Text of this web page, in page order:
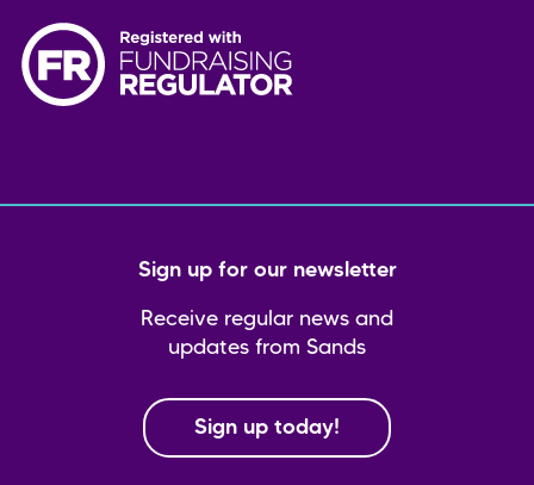
Sign up for our newsletter
Receive regular news and
updates from Sands
Sign up today!